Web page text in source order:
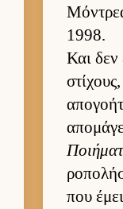
1998.
Και δεν
που